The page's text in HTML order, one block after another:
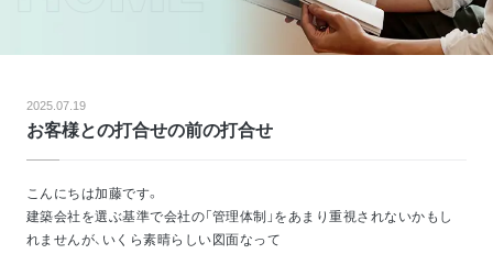
2025.07.19
お客様との打合せの前の打合せ
こんにちは加藤です。
建築会社を選ぶ基準で会社の「管理体制」をあまり重視されないかもし
れませんが、いくら素晴らしい図面なって